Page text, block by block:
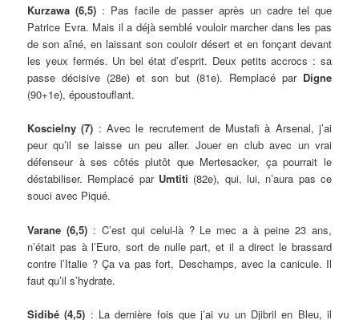
Kurzawa (6,5) : Pas facile de passer après un cadre tel que
Patrice Evra. Mais il a déjà semblé vouloir marcher dans les pas
de son aîné, en laissant son couloir désert et en fonçant devant
les yeux fermés. Un bel état d’esprit. Deux petits accrocs : sa
passe décisive (28e) et son but (81e). Remplacé par Digne
(90+1e), époustouflant.
Koscielny (7) : Avec le recrutement de Mustafi à Arsenal, j’ai
peur qu’il se laisse un peu aller. Jouer en club avec un vrai
défenseur à ses côtés plutôt que Mertesacker, ça pourrait le
déstabiliser. Remplacé par Umtiti (82e), qui, lui, n’aura pas ce
souci avec Piqué.
Varane (6,5): C’est qui celui-là ? Le mec a à peine 23 ans,
n’était pas à l’Euro, sort de nulle part, et il a direct le brassard
contre l’Italie ? Ça va pas fort, Deschamps, avec la canicule. Il
faut qu’il s’hydrate.
Sidibé (4,5) : La dernière fois que j’ai vu un Djibril en Bleu, il